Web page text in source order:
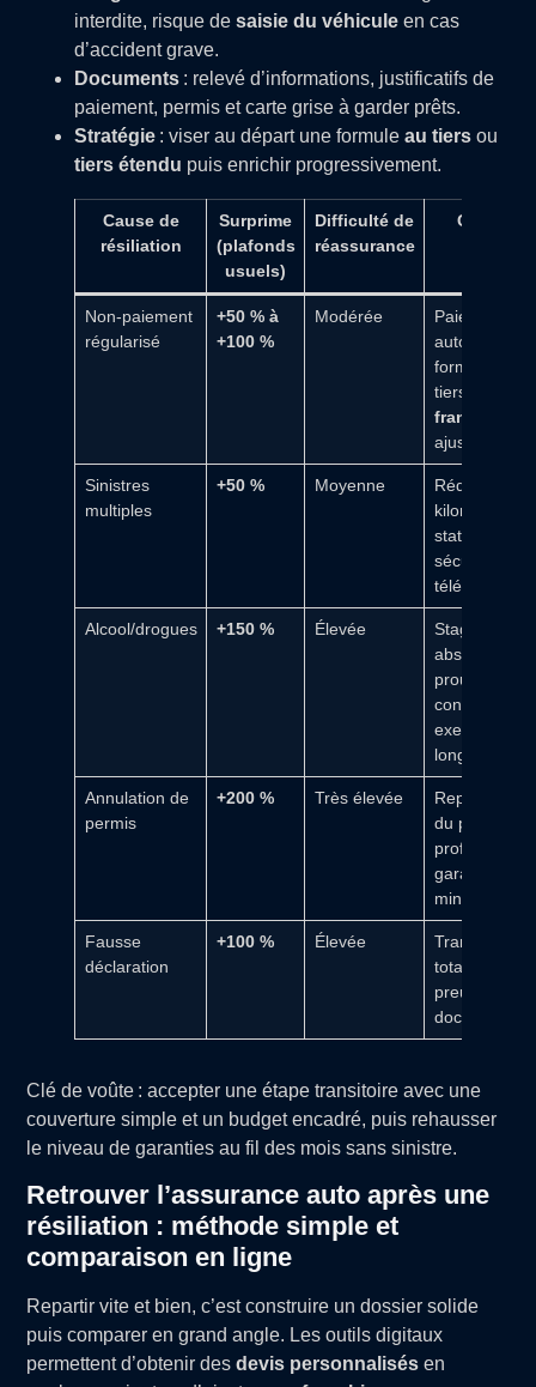
interdite, risque desaisie du véhicule en cas
d’accident grave.
Documents : relevé d’informations, justificatifs de
paiement, permis et carte grise à garder prêts.
Stratégie : viser au départ une formuleau tiers ou
tiers étendu puis enrichir progressivement.
Cause de
résiliation
Surprime
(plafonds
usuels)
Difficulté de
réassurance
Conseil
Non-paiement
régularisé
+50 % à
+100 %
Modérée
Paiements
formule au
tiers,
franchise
ajustée
Sinistres
multiples
+50 % Moyenne
Réduction du
kilométrage,
sécurisé,
télématique
Alcool/drogues +150 % Élevée
Stage,
abstinence
prouvée,
conduite
exemplaire
longue durée
Annulation de
permis
+200 % Très élevée
Repassage
du permis,
profil bas,
garanties
minimales
Fausse
déclaration
+100 % Élevée
totale,
preuves
documentées
Clé de voûte : accepter une étape transitoire avec une
couverture simple et un budget encadré, puis rehausser
le niveau de garanties au fil des mois sans sinistre.
Retrouver l’assurance auto après une
résiliation : méthode simple et
comparaison en ligne
Repartir vite et bien, c’est construire un dossier solide
puis comparer en grand angle. Les outils digitaux
permettent d’obtenir desdevis personnalisés en